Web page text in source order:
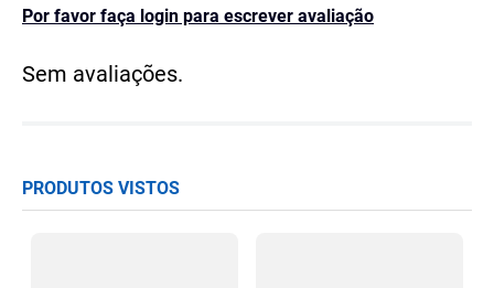
Por favor faça login para escrever avaliação
Sem avaliações.
PRODUTOS VISTOS